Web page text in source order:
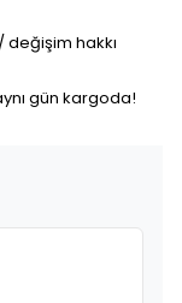
hakkı
gün kargoda!